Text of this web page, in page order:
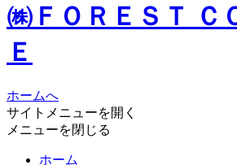
㈱ＦＯＲＥＳＴ Ｃ
Ｅ
ホームへ
サイトメニューを開く
メニューを閉じる
ホーム